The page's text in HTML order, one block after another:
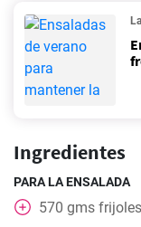
Ingredientes
PARA LA ENSALADA
570 gms